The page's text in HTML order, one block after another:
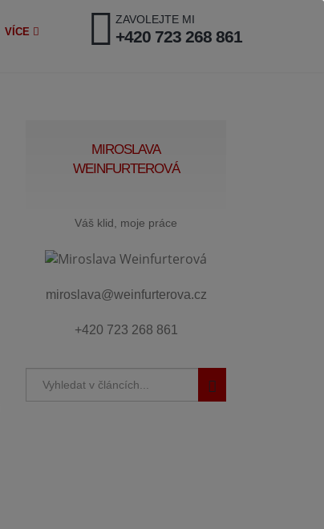
ZAVOLEJTE MI
+420 723 268 861
VÍCE
MIROSLAVA
WEINFURTEROVÁ
Váš klid, moje práce
miroslava@weinfurterova.cz
+420 723 268 861